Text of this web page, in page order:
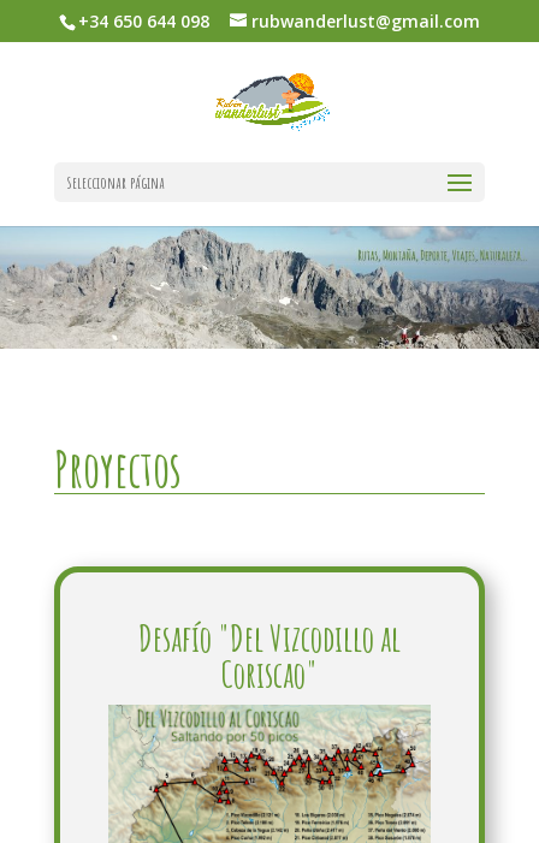
+34 650 644 098 rubwanderlust@gmail.com
Seleccionar página
Proyectos
Desafío "Del Vizcodillo al
Coriscao"